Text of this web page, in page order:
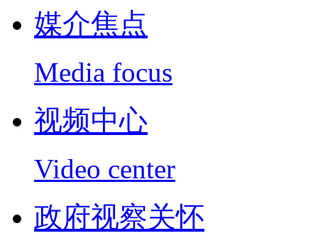
媒介焦点
Media focus
视频中心
Video center
政府视察关怀